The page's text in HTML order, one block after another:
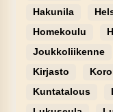
Hakunila
Homekoulu
Joukkoliikenne
Kirjasto
Kuntatalous